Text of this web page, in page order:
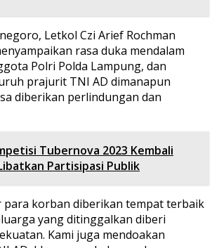
Letkol Czi Arief Rochman
rasa duka mendalam
Polri Polda Lampung, dan
prajurit TNI AD dimanapun
diberikan perlindungan dan
Tubernova 2023 Kembali
Partisipasi Publik
para korban diberikan tempat terbaik
yang ditinggalkan diberi
Kami juga mendoakan